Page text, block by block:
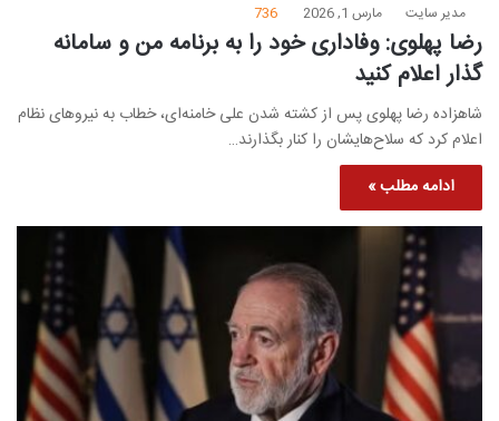
مدیر سایت مارس 1, 2026 736
رضا پهلوی: وفاداری خود را به برنامه من و سامانه
گذار اعلام کنید
شاهزاده رضا پهلوی پس از کشته شدن علی خامنه‌ای، خطاب به نیروهای نظام
اعلام کرد که سلاح‌هایشان را کنار بگذارند…
ادامه مطلب »